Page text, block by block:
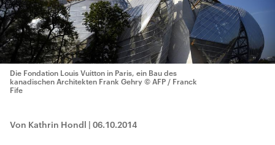
Die Fondation Louis Vuitton in Paris, ein Bau des
kanadischen Architekten Frank Gehry © AFP / Franck
Fife
Von Kathrin Hondl | 06.10.2014